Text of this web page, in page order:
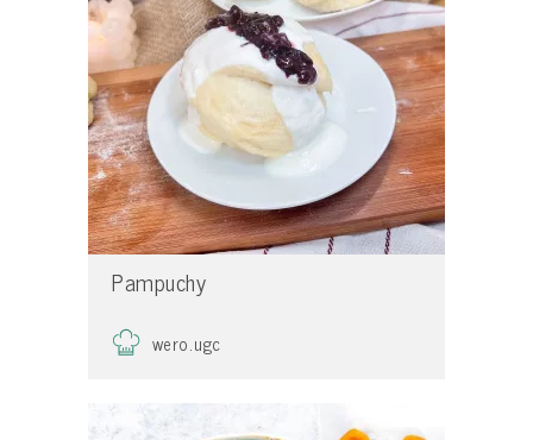
Pampuchy
wero.ugc